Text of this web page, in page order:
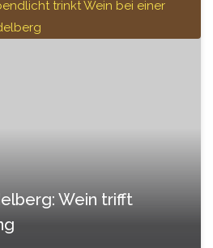
Wein trifft